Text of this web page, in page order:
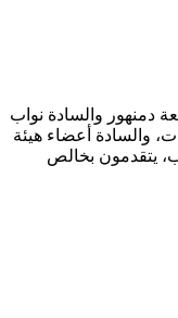
الأستاذ الدكتور / إلهامي ترابيس - رئيس جامعة دمنهور والسادة نواب
رئيس الجامعة، والسادة عمداء ووكلاء الكليات، والسادة أعضاء هيئة
التدريس والهيئة المعاونة، والعاملين والطلاب، يتقدمون بخالص